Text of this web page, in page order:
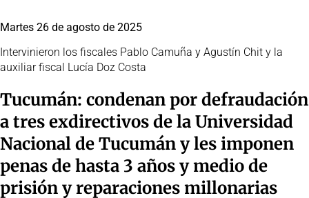
Martes 26 de agosto de 2025
Intervinieron los fiscales Pablo Camuña y Agustín Chit y la
auxiliar fiscal Lucía Doz Costa
Tucumán: condenan por defraudación
a tres exdirectivos de la Universidad
Nacional de Tucumán y les imponen
penas de hasta 3 años y medio de
prisión y reparaciones millonarias